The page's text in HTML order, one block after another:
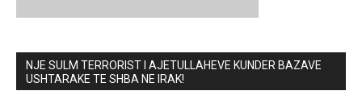
NJE SULM TERRORIST I AJETULLAHEVE KUNDER BAZAVE
USHTARAKE TE SHBA NE IRAK!